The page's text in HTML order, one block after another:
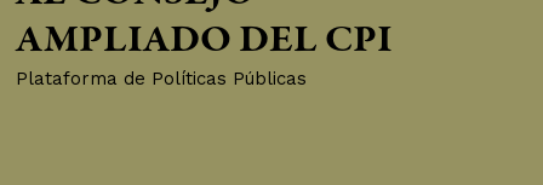
AMPLIADO DEL CPI
Plataforma de Políticas Públicas